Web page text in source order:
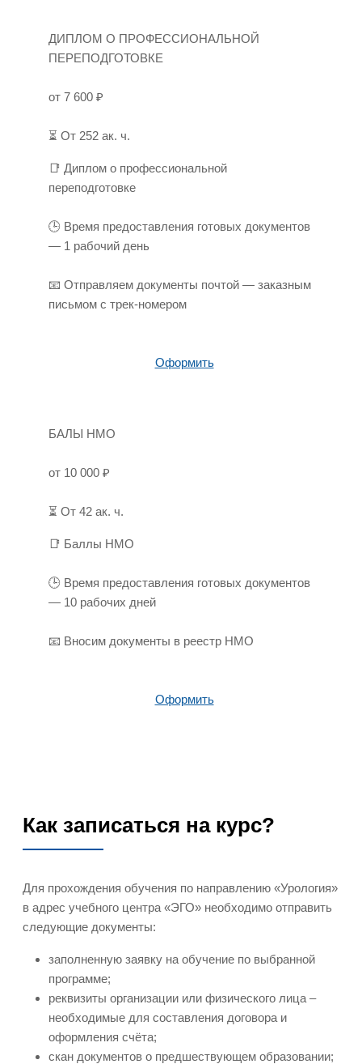
ДИПЛОМ О ПРОФЕССИОНАЛЬНОЙ
ПЕРЕПОДГОТОВКЕ
от 7 600 ₽
⏳ От 252 ак. ч.
📑 Диплом о профессиональной
переподготовке
🕒 Время предоставления готовых документов
— 1 рабочий день
📧 Отправляем документы почтой — заказным
письмом с трек-номером
Оформить
БАЛЫ НМО
от 10 000 ₽
⏳ От 42 ак. ч.
📑 Баллы НМО
🕒 Время предоставления готовых документов
— 10 рабочих дней
📧 Вносим документы в реестр НМО
Оформить
Как записаться на курс?
Для прохождения обучения по направлению «Урология»
в адрес учебного центра «ЭГО» необходимо отправить
следующие документы:
заполненную заявку на обучение по выбранной
программе;
реквизиты организации или физического лица –
необходимые для составления договора и
оформления счёта;
скан документов о предшествующем образовании;